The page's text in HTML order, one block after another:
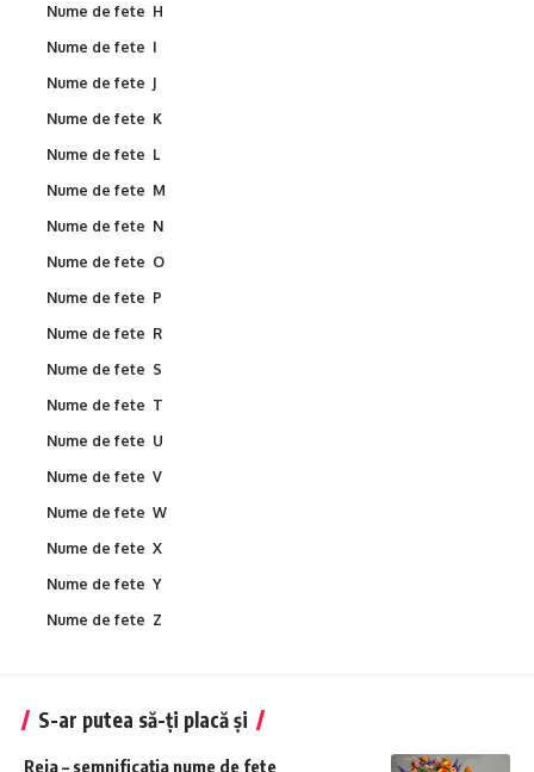
Nume de fete H
Nume de fete I
Nume de fete J
Nume de fete K
Nume de fete L
Nume de fete M
Nume de fete N
Nume de fete O
Nume de fete P
Nume de fete R
Nume de fete S
Nume de fete T
Nume de fete U
Nume de fete V
Nume de fete W
Nume de fete X
Nume de fete Y
Nume de fete Z
S-ar putea să-ți placă și
Reia – semnificația nume de fete